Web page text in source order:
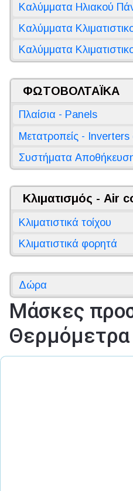
Καλύμματα Ηλιακού
Καλύμματα
Καλύμματα
ΦΩΤΟΒΟΛΤΑΪΚΑ
Πλαίσια - Panels
Μετατροπείς - Inverters
Συστήματα
Κλιματισμός - Air
Κλιματιστικά τοίχου
Κλιματιστικά φορητά
Δώρα
Μάσκες
Θερμόμετρα